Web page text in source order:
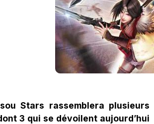
Stars rassemblera plusieurs
3 qui se dévoilent aujourd’hui